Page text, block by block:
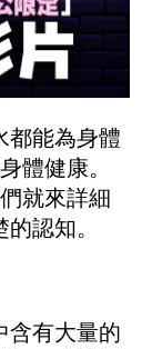
都能為身體
體健康。
就來詳細
認知。
有大量的